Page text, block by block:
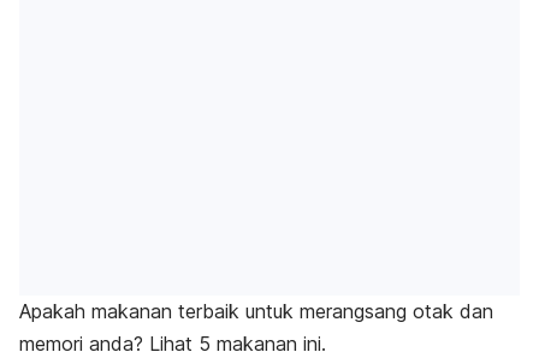
Apakah makanan terbaik untuk merangsang otak dan
memori anda? Lihat 5 makanan ini.